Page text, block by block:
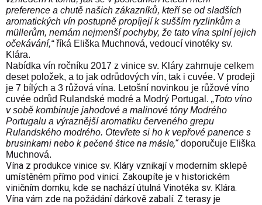
preference a chutě našich zákazníků, kteří se od sladších
aromatických vín postupně propíjejí k sušším ryzlinkům a
müllerům, nemám nejmenší pochyby, že tato vína splní jejich
očekávání,“ říká Eliška Muchnová, vedoucí vinotéky sv.
Klára.
Nabídka vín ročníku 2017 z vinice sv. Kláry zahrnuje celkem
deset položek, a to jak odrůdových vín, tak i cuvée. V prodeji
je 7 bílých a 3 růžová vína. Letošní novinkou je růžové víno
cuvée odrůd Rulandské modré a Modrý Portugal. „Toto víno
v sobě kombinuje jahodové a malinové tóny Modrého
Portugalu a výraznější aromatiku červeného grepu
Rulandského modrého. Otevřete si ho k vepřové panence s
brusinkami nebo k pečené štice na másle,“ doporučuje Eliška
Muchnová.
Vína z produkce vinice sv. Kláry vznikají v moderním sklepě
umístěném přímo pod vinicí. Zakoupíte je v historickém
viničním domku, kde se nachází útulná Vinotéka sv. Klára.
Vína vám zde na požádání dárkově zabalí. Z terasy je